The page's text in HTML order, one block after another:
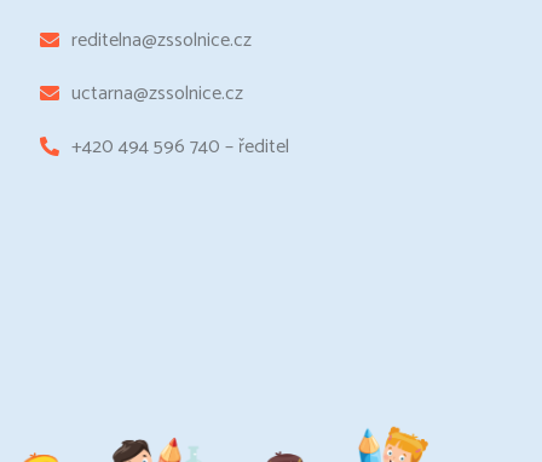
reditelna@zssolnice.cz
uctarna@zssolnice.cz
+420 494 596 740 – ředitel